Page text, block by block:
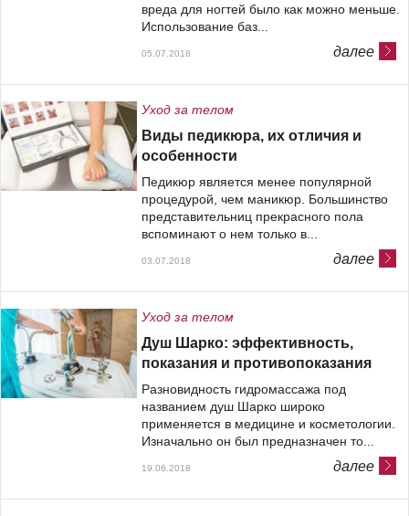
вреда для ногтей было как можно меньше.
Использование баз...
далее
05.07.2018
Уход за телом
Виды педикюра, их отличия и
особенности
Педикюр является менее популярной
процедурой, чем маникюр. Большинство
представительниц прекрасного пола
вспоминают о нем только в...
далее
03.07.2018
Уход за телом
Душ Шарко: эффективность,
показания и противопоказания
Разновидность гидромассажа под
названием душ Шарко широко
применяется в медицине и косметологии.
Изначально он был предназначен то...
далее
19.06.2018